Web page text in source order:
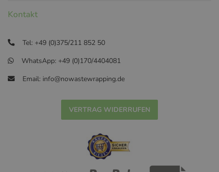
Kontakt
Tel: +49 (0)375/211 852 50
WhatsApp: +49 (0)170/4404081
Email: info@nowastewrapping.de
VERTRAG WIDERRUFEN